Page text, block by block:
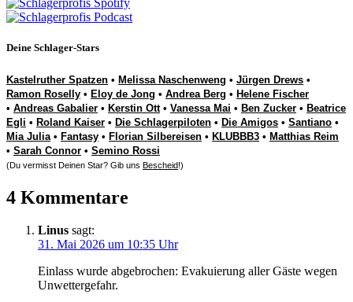
Deine Schlager-Stars
Kastelruther Spatzen • Melissa Naschenweng • Jürgen Drews •
Ramon Roselly • Eloy de Jong • Andrea Berg • Helene Fischer
• Andreas Gabalier • Kerstin Ott• Vanessa Mai • Ben Zucker • Beatrice
Egli • Roland Kaiser • Die Schlagerpiloten • Die Amigos • Santiano •
Mia Julia • Fantasy • Florian Silbereisen • KLUBBB3 • Matthias Reim
• Sarah Connor • Semino Rossi
(Du vermisst Deinen Star? Gib uns Bescheid!)
4 Kommentare
Linus sagt:
31. Mai 2026 um 10:35 Uhr
Einlass wurde abgebrochen: Evakuierung aller Gäste wegen
Unwettergefahr.